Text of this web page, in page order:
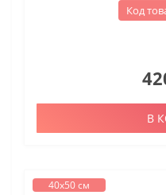
Код
В
40х50 см